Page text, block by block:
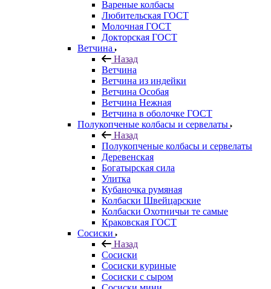
Вареные колбасы
Любительская ГОСТ
Молочная ГОСТ
Докторская ГОСТ
Ветчина
Назад
Ветчина
Ветчина из индейки
Ветчина Особая
Ветчина Нежная
Ветчина в оболочке ГОСТ
Полукопченые колбасы и сервелаты
Назад
Полукопченые колбасы и сервелаты
Деревенская
Богатырская сила
Улитка
Кубаночка румяная
Колбаски Швейцарские
Колбаски Охотничьи те самые
Краковская ГОСТ
Сосиски
Назад
Сосиски
Сосиски куриные
Сосиски с сыром